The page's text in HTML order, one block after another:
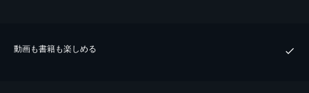
動画も書籍も楽しめる